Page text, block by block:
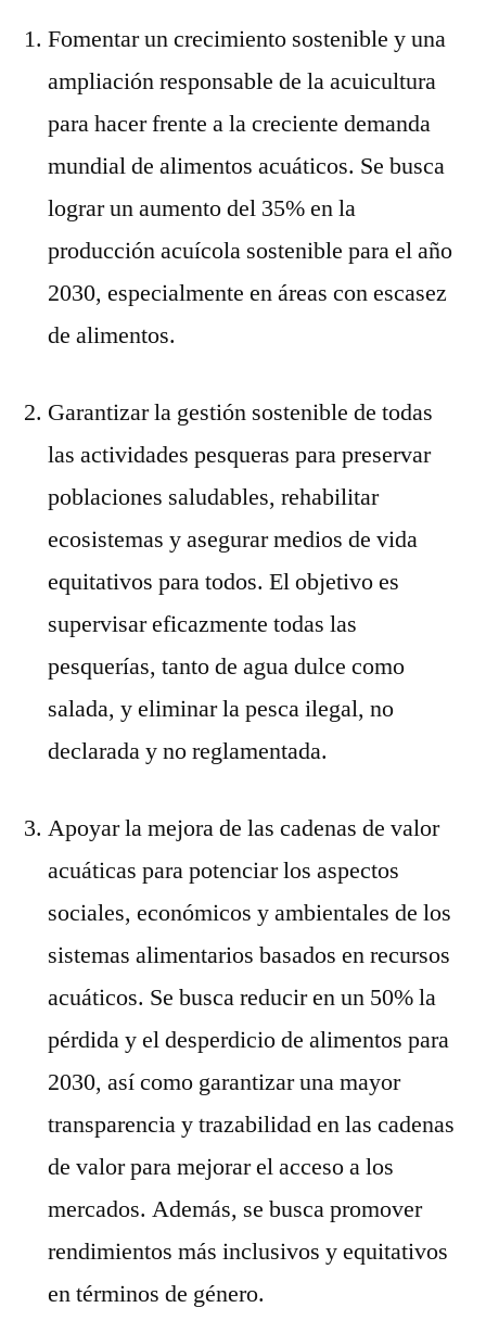
Fomentar un crecimiento sostenible y una
ampliación responsable de la acuicultura
para hacer frente a la creciente demanda
mundial de alimentos acuáticos. Se busca
lograr un aumento del 35% en la
producción acuícola sostenible para el año
2030, especialmente en áreas con escasez
de alimentos.
Garantizar la gestión sostenible de todas
las actividades pesqueras para preservar
poblaciones saludables, rehabilitar
ecosistemas y asegurar medios de vida
equitativos para todos. El objetivo es
supervisar eficazmente todas las
pesquerías, tanto de agua dulce como
salada, y eliminar la pesca ilegal, no
declarada y no reglamentada.
Apoyar la mejora de las cadenas de valor
acuáticas para potenciar los aspectos
sociales, económicos y ambientales de los
sistemas alimentarios basados en recursos
acuáticos. Se busca reducir en un 50% la
pérdida y el desperdicio de alimentos para
2030, así como garantizar una mayor
transparencia y trazabilidad en las cadenas
de valor para mejorar el acceso a los
mercados. Además, se busca promover
rendimientos más inclusivos y equitativos
en términos de género.